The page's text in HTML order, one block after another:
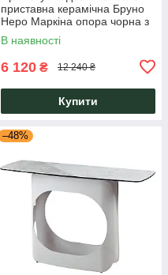
приставна керамічна Бруно
Неро Маркіна опора чорна з
металу Vetro Mebel
В наявності
6 120 ₴ 12 240 ₴
Купити
–48%